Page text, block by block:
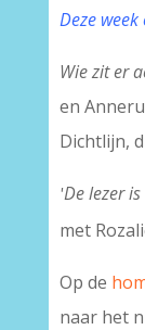
Deze
Wie zit er
en
Dichtlijn,
'De lezer
met
Op de
naar het